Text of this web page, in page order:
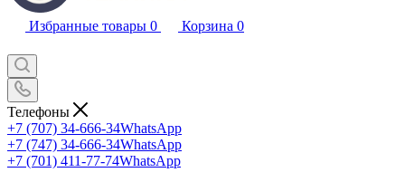
Избранные товары 0 Корзина 0
Телефоны
+7 (707) 34-666-34WhatsApp
+7 (747) 34-666-34WhatsApp
+7 (701) 411-77-74WhatsApp